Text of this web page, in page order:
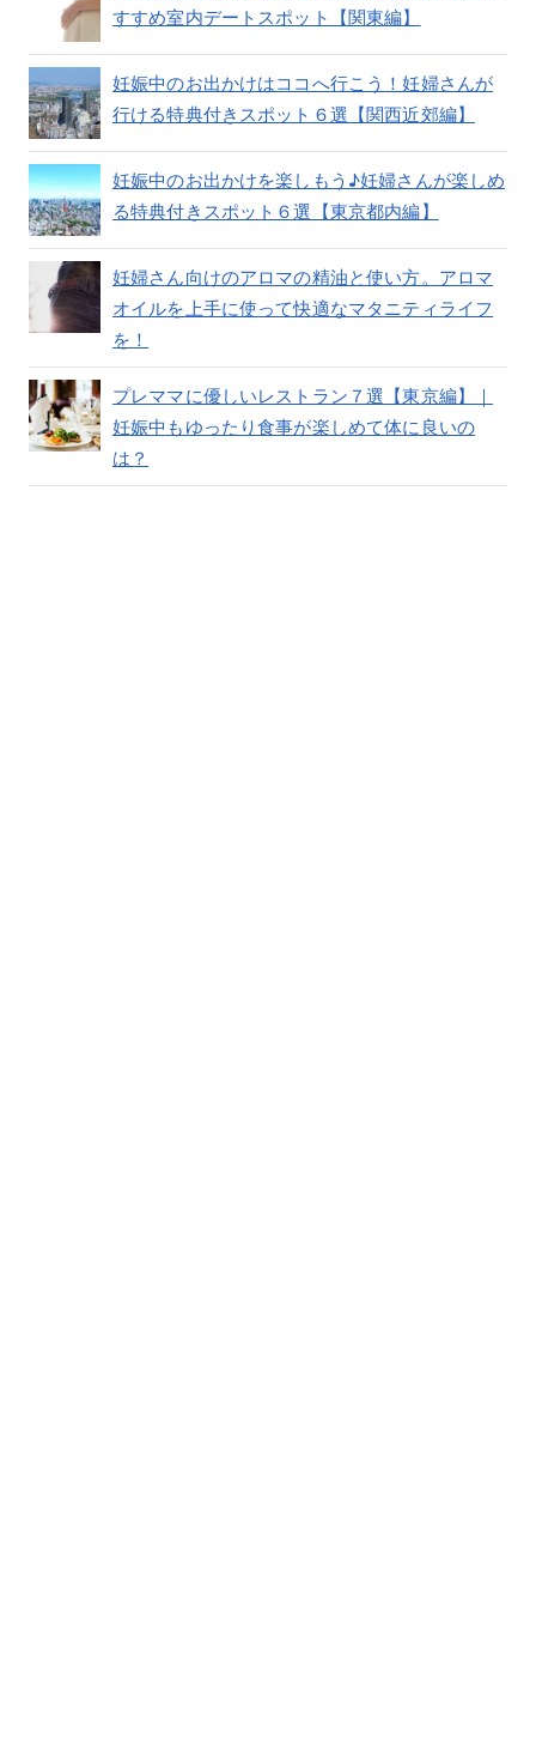
すすめ室内デートスポット【関東編】
妊娠中のお出かけはココへ行こう！妊婦さんが
行ける特典付きスポット６選【関西近郊編】
妊娠中のお出かけを楽しもう♪妊婦さんが楽しめ
る特典付きスポット６選【東京都内編】
妊婦さん向けのアロマの精油と使い方。アロマ
オイルを上手に使って快適なマタニティライフ
を！
プレママに優しいレストラン７選【東京編】｜
妊娠中もゆったり食事が楽しめて体に良いの
は？